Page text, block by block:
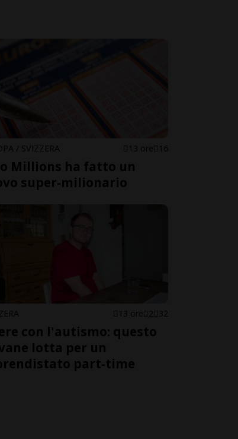
/ SVIZZERA 13 ore 16
Millions ha fatto un
super-milionario
13 ore 2 32
con l'autismo: questo
lotta per un
part-time